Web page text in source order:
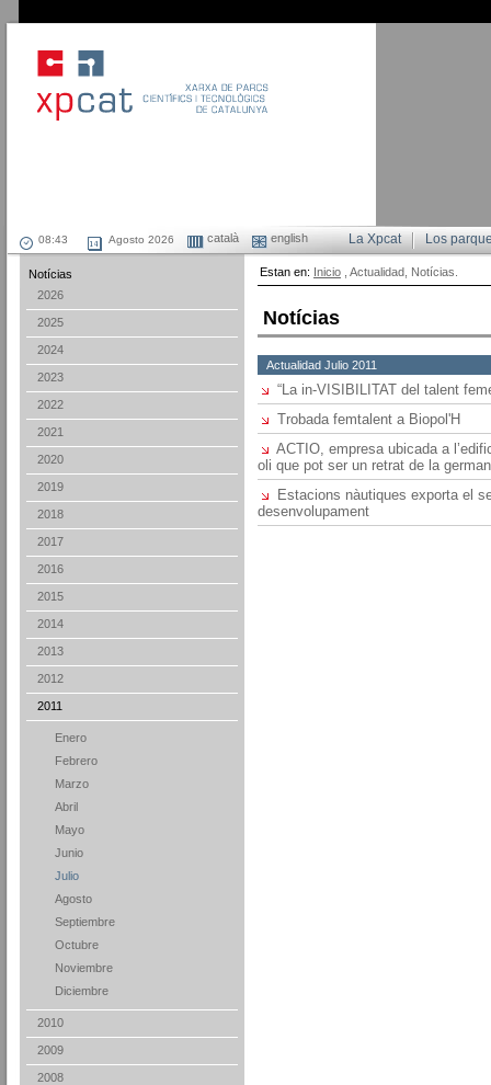
Agosto 2026 català english Los
La Xpcat
Notícias
2026
2025
2024
2023
2022
2021
2020
2019
2018
2017
2016
2015
2014
2013
2012
2011
Enero
Febrero
Marzo
Abril
Mayo
Junio
Julio
Agosto
Septiembre
Octubre
Noviembre
Diciembre
2010
2009
2008
Estan en: Inicio , Actualidad, Notícias.
Notícias
Actualidad Julio 2011
“La in-VISIBILITAT del talent
Trobada femtalent a Biopol'H
ACTIO, empresa ubicada a
oli que pot ser un retrat de la
Estacions nàutiques exporta el
desenvolupament